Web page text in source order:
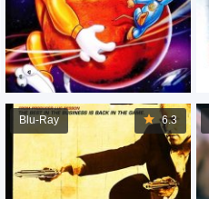
6.3
Blu-Ray